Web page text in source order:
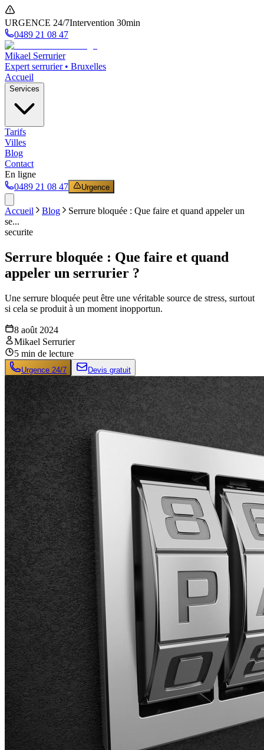
URGENCE 24/7Intervention 30min
0489 21 08 47
Mikael Serrurier
Expert serrurier • Bruxelles
Accueil
Services
Tarifs
Villes
Blog
Contact
En ligne
0489 21 08 47
Urgence
Accueil Blog
Serrure bloquée : Que faire et quand appeler un
se...
securite
Serrure bloquée : Que faire et quand
appeler un serrurier ?
Une serrure bloquée peut être une véritable source de stress, surtout
si cela se produit à un moment inopportun.
8 août 2024
Mikael Serrurier
5 min de lecture
Urgence 24/7 Devis gratuit